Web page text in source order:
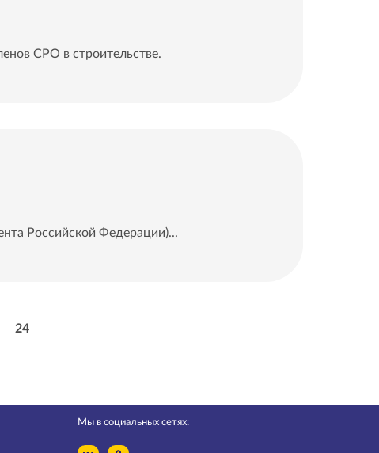
СРО в строительстве.
Российской Федерации)...
24
Мы в социальных сетях: